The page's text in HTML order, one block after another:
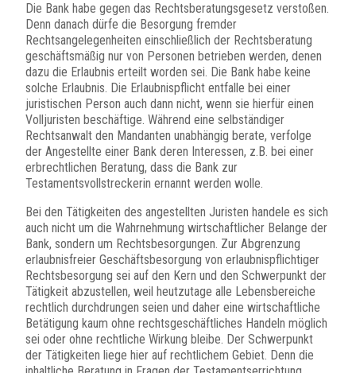
Die Bank habe gegen das Rechtsberatungsgesetz verstoßen.
Denn danach dürfe die Besorgung fremder
Rechtsangelegenheiten einschließlich der Rechtsberatung
geschäftsmäßig nur von Personen betrieben werden, denen
dazu die Erlaubnis erteilt worden sei. Die Bank habe keine
solche Erlaubnis. Die Erlaubnispflicht entfalle bei einer
juristischen Person auch dann nicht, wenn sie hierfür einen
Volljuristen beschäftige. Während eine selbständiger
Rechtsanwalt den Mandanten unabhängig berate, verfolge
der Angestellte einer Bank deren Interessen, z.B. bei einer
erbrechtlichen Beratung, dass die Bank zur
Testamentsvollstreckerin ernannt werden wolle.
Bei den Tätigkeiten des angestellten Juristen handele es sich
auch nicht um die Wahrnehmung wirtschaftlicher Belange der
Bank, sondern um Rechtsbesorgungen. Zur Abgrenzung
erlaubnisfreier Geschäftsbesorgung von erlaubnispflichtiger
Rechtsbesorgung sei auf den Kern und den Schwerpunkt der
Tätigkeit abzustellen, weil heutzutage alle Lebensbereiche
rechtlich durchdrungen seien und daher eine wirtschaftliche
Betätigung kaum ohne rechtsgeschäftliches Handeln möglich
sei oder ohne rechtliche Wirkung bleibe. Der Schwerpunkt
der Tätigkeiten liege hier auf rechtlichem Gebiet. Denn die